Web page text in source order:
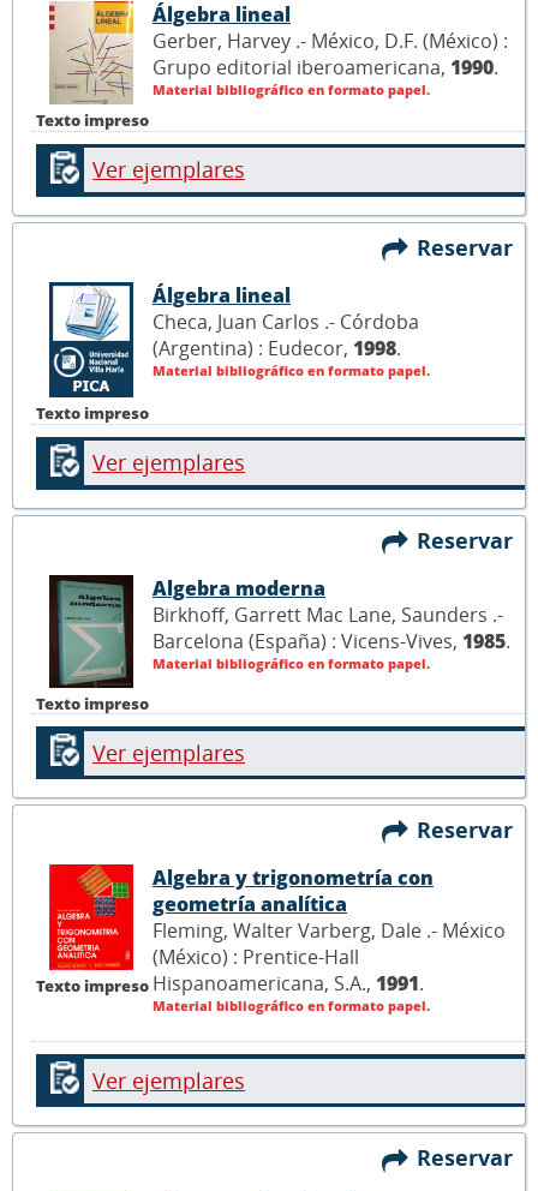
Texto impreso
Álgebra lineal
Gerber, Harvey .- México, D.F. (México) :
Grupo editorial iberoamericana, 1990.
Material bibliográfico en formato papel.
Ver ejemplares
Reservar
Texto impreso
Álgebra lineal
Checa, Juan Carlos .- Córdoba
(Argentina) : Eudecor, 1998.
Material bibliográfico en formato papel.
Ver ejemplares
Reservar
Texto impreso
Algebra moderna
Birkhoff, Garrett Mac Lane, Saunders .-
Barcelona (España) : Vicens-Vives, 1985.
Material bibliográfico en formato papel.
Ver ejemplares
Reservar
Texto impreso
Algebra y trigonometría con
geometría analítica
Fleming, Walter Varberg, Dale .- México
(México) : Prentice-Hall
Hispanoamericana, S.A., 1991.
Material bibliográfico en formato papel.
Ver ejemplares
Reservar